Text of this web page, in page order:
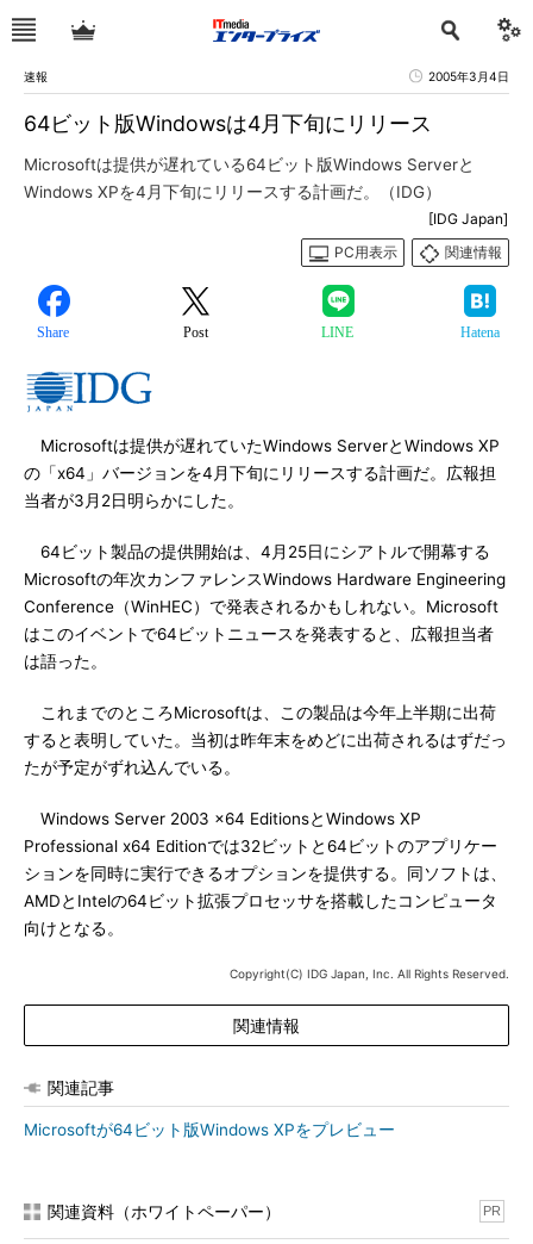
速報 2005年3月4日
64ビット版Windowsは4月下旬にリリース
Microsoftは提供が遅れている64ビット版Windows Serverと
Windows XPを4月下旬にリリースする計画だ。（IDG）
[IDG Japan]
PC用表示
関連情報
Share Post LINE Hatena
Microsoftは提供が遅れていたWindows ServerとWindows XP
の「x64」バージョンを4月下旬にリリースする計画だ。広報担
当者が3月2日明らかにした。
64ビット製品の提供開始は、4月25日にシアトルで開幕する
Microsoftの年次カンファレンスWindows Hardware Engineering
Conference（WinHEC）で発表されるかもしれない。Microsoft
はこのイベントで64ビットニュースを発表すると、広報担当者
は語った。
これまでのところMicrosoftは、この製品は今年上半期に出荷
すると表明していた。当初は昨年末をめどに出荷されるはずだっ
たが予定がずれ込んでいる。
Windows Server 2003 x64 EditionsとWindows XP
Professional x64 Editionでは32ビットと64ビットのアプリケー
ションを同時に実行できるオプションを提供する。同ソフトは、
AMDとIntelの64ビット拡張プロセッサを搭載したコンピュータ
向けとなる。
Copyright(C) IDG Japan, Inc. All Rights Reserved.
関連情報
関連記事
Microsoftが64ビット版Windows XPをプレビュー
関連資料（ホワイトペーパー） PR